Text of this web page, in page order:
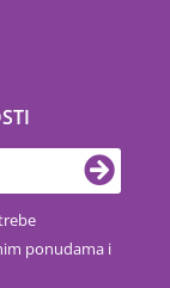
ponudama i